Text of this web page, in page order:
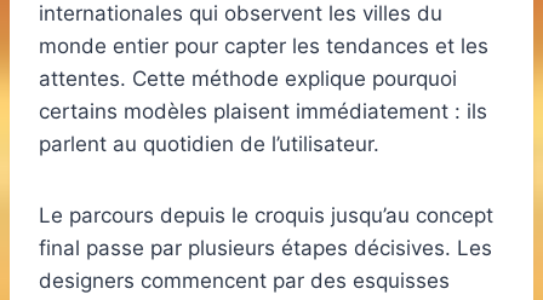
internationales qui observent les villes du
monde entier pour capter les tendances et les
attentes. Cette méthode explique pourquoi
certains modèles plaisent immédiatement : ils
parlent au quotidien de l’utilisateur.
Le parcours depuis le croquis jusqu’au concept
final passe par plusieurs étapes décisives. Les
designers commencent par des esquisses